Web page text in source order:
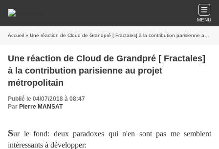
MENU
Accueil » Une réaction de Cloud de Grandpré [ Fractales] à la contribution parisienne au projet métropolitain
Une réaction de Cloud de Grandpré [ Fractales]
à la contribution parisienne au projet
métropolitain
Publié le 04/07/2018 à 08:47
Par Pierre MANSAT
Sur le fond: deux paradoxes qui n'en sont pas me semblent
intéressants à développer: